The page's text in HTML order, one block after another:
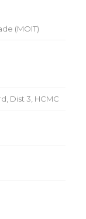
(MOIT)
Dist 3, HCMC